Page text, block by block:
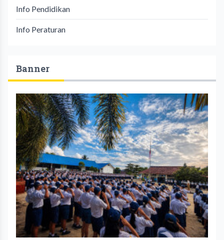
Info Pendidikan
Info Peraturan
Banner